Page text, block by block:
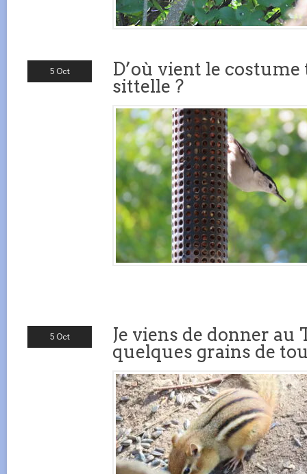
5 Oct
D’où vient le
sittelle ?
5 Oct
Je viens de donner au
quelques grains de